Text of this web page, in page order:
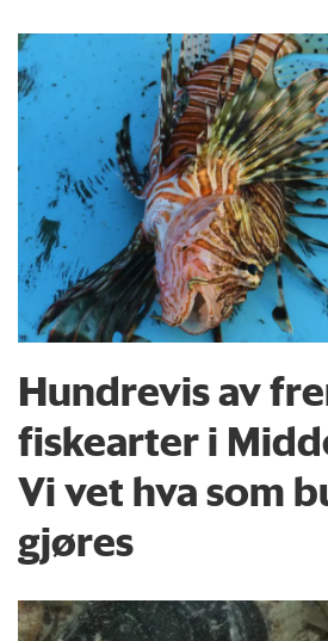
Hundrevis av
fiskearter i
Vi vet hva som
gjøres